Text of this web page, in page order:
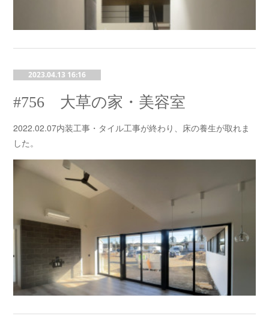
2023.04.13 16:16
#756 大草の家・美容室
2022.02.07内装工事・タイル工事が終わり、床の養生が取れま
した。